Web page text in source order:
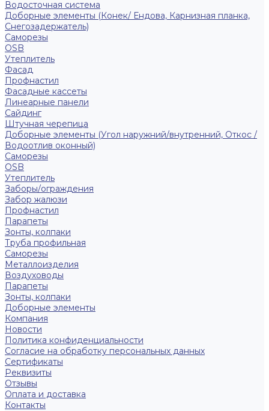
Водосточная система
Доборные элементы (Конек/ Ендова, Карнизная планка,
Снегозадержатель)
Саморезы
ОSB
Утеплитель
Фасад
Профнастил
Фасадные кассеты
Линеарные панели
Сайдинг
Штучная черепица
Доборные элементы (Угол наружний/внутренний, Откос /
Водоотлив оконный)
Саморезы
OSB
Утеплитель
Заборы/ограждения
Забор жалюзи
Профнастил
Парапеты
Зонты, колпаки
Труба профильная
Саморезы
Металлоизделия
Воздуховоды
Парапеты
Зонты, колпаки
Доборные элементы
Компания
Новости
Политика конфиденциальности
Согласие на обработку персональных данных
Сертификаты
Реквизиты
Отзывы
Оплата и доставка
Контакты